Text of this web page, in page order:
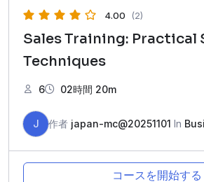
4.00 (2)
Sales Training: Practical
Techniques
6 02時間 20m
J 作者 japan-mc@20251101 In
コースを開始する